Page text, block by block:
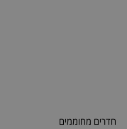
חדרים מחוממים